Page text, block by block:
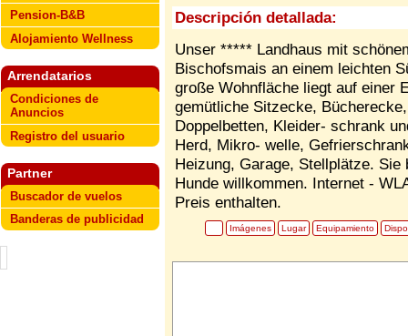
Pension-B&B
Alojamiento Wellness
Arrendatarios
Condiciones de
Anuncios
Registro del usuario
Partner
Buscador de vuelos
Banderas de publicidad
Descripción detallada:
Unser ***** Landhaus mit
Bischofsmais an einem leichten
große Wohnfläche liegt auf einer
gemütliche Sitzecke,
Doppelbetten, Kleider- schrank
Herd, Mikro- welle,
Heizung, Garage, Stellplätze.
Hunde willkommen. Internet -
Preis enthalten.
Imágenes Lugar Equipamiento